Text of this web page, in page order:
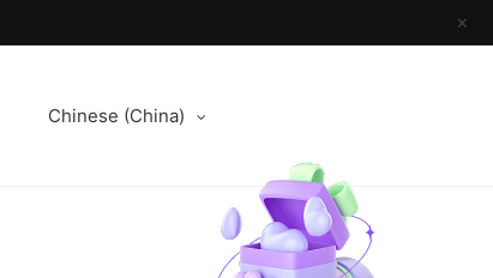
✕
Chinese (China)